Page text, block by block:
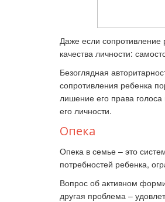
Даже если
качества личности:
Безоглядная
сопротивления ребенка
лишение его права
его личности.
Опека
Опека в семье – это
потребностей ребенка,
Вопрос об активном
другая проблема –